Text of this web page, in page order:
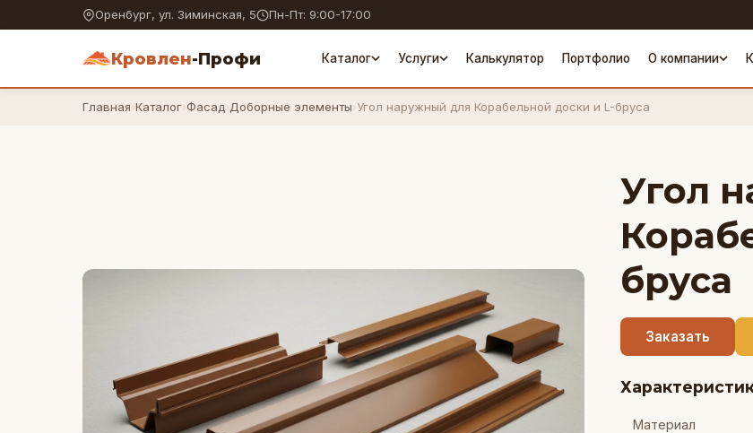
Оренбург, ул. Зиминская, 5 Пн-Пт: 9:00-17:00
Кровлен-Профи Каталог Услуги Калькулятор Портфолио О компании
Главная›Каталог›Фасад›Доборные элементы›Угол наружный для Корабельной доски и L-бруса
Угол
бруса
Заказать
Материал